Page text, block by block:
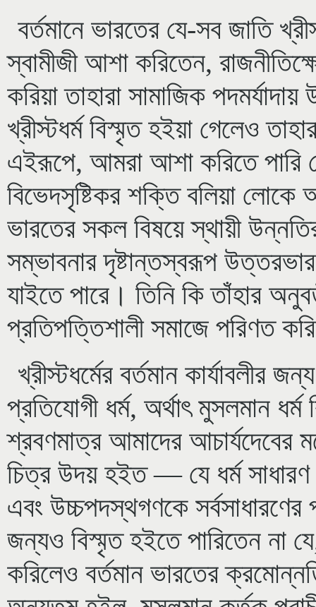
বর্তমানে ভারতের যে-সব জাতি
স্বামীজী আশা করিতেন,
করিয়া তাহারা সামাজিক
খ্রীস্টধর্ম বিস্মৃত হইয়া গেলেও
এইরূপে, আমরা আশা করিতে পারি
বিভেদসৃষ্টিকর শক্তি বলিয়া লোকে
ভারতের সকল বিষয়ে স্থায়ী
সম্ভাবনার দৃষ্টান্তস্বরূপ
যাইতে পারে। তিনি কি তাঁহার
প্রতিপত্তিশালী সমাজে পরিণত
খ্রীস্টধর্মের বর্তমান কার্যাবলীর
প্রতিযোগী ধর্ম, অর্থাৎ মুসলমান
শ্রবণমাত্র আমাদের আচার্যদেবের
চিত্র উদয় হইত — যে ধর্ম সাধারণ
এবং উচ্চপদস্থগণকে সর্বসাধারণের
জন্যও বিস্মৃত হইতে পারিতেন না
করিলেও বর্তমান ভারতের